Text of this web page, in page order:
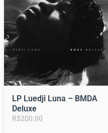
LP Luedji Luna – BMDA
Deluxe
R$200.00